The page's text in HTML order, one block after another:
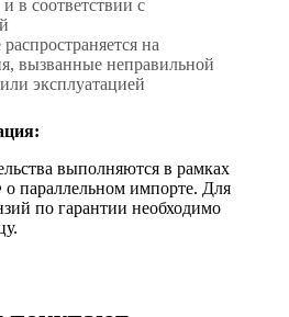
в соответствии с
на
вызванные неправильной
эксплуатацией
выполняются в рамках
о параллельном импорте. Для
по гарантии необходимо